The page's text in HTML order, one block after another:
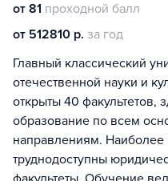
от 81 проходной балл
от 512810 р. за год
Главный классический
отечественной науки и
открыты 40 факультетов,
образование по всем
направлениям. Наиболее
труднодоступны